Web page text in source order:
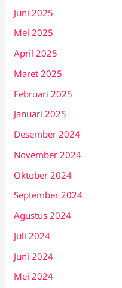
Juni 2025
Mei 2025
April 2025
Maret 2025
Februari 2025
Januari 2025
Desember 2024
November 2024
Oktober 2024
September 2024
Agustus 2024
Juli 2024
Juni 2024
Mei 2024